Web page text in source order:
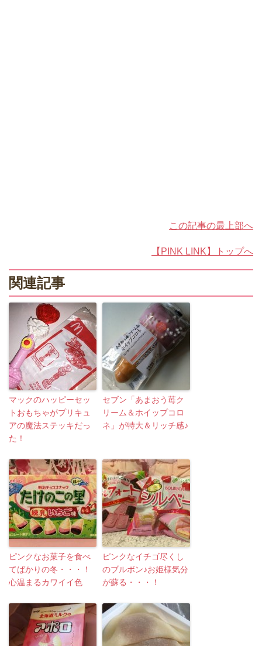
この記事の最上部へ
【PINK LINK】トップへ
関連記事
マックのハッピーセッ
トおもちゃがプリキュ
アの魔法ステッキだっ
た！
セブン「あまおう苺ク
リーム＆ホイップコロ
ネ」が特大＆リッチ感♪
ピンクなお菓子を食べ
てばかりの冬・・・！
心温まるカワイイ色
ピンクなイチゴ尽くし
のブルボン♪お姫様気分
が蘇る・・・！